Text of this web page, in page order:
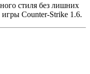
стиля без лишних
игры Counter-Strike 1.6.